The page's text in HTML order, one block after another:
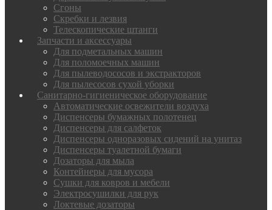
Сгоны
Скребки и лезвия
Телескопические штанги
Запчасти и аксессуары
Для подметальных машин
Для поломоечных машин
Для пылеводососов и экстракторов
Для пылесосов сухой уборки
Санитарно-гигиеническое оборудование
Автоматические освежители воздуха
Диспенсеры бумажных полотенец
Диспенсеры для салфеток
Диспенсеры одноразовых сидений на унитаз
Диспенсеры туалетной бумаги
Дозаторы для мыла
Контейнеры для мусора
Сушки для ковров и мебели
Электросушилки для рук
Локтевые дозаторы